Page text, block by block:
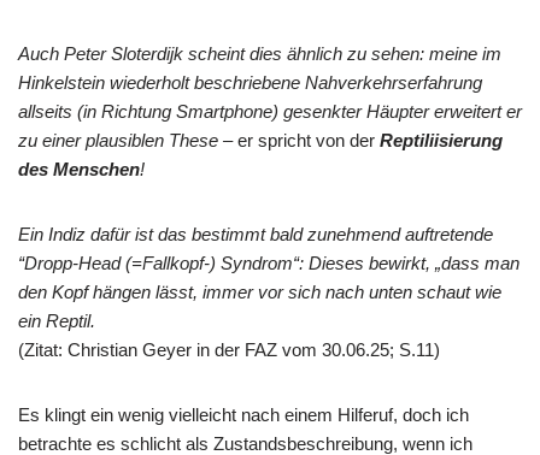
Auch Peter Sloterdijk scheint dies ähnlich zu sehen: meine im
Hinkelstein wiederholt beschriebene Nahverkehrserfahrung
allseits (in Richtung Smartphone) gesenkter Häupter erweitert er
zu einerplausiblen These –er spricht von der Reptiliisierung
des Menschen!
Ein Indiz dafür ist das bestimmt bald zunehmend auftretende
“Dropp-Head (=Fallkopf-) Syndrom“: Dieses bewirkt, „dass man
den Kopf hängen lässt, immer vor sich nach unten schaut wie
ein Reptil.
(Zitat: Christian Geyer in der FAZ vom 30.06.25; S.11)
Es klingt ein wenig vielleicht nach einem Hilferuf, doch ich
betrachte es schlicht als Zustandsbeschreibung, wenn ich